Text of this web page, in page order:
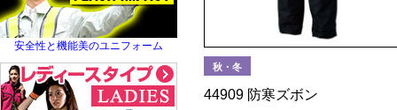
秋・冬
44909 防寒ズボン
ユニフォーム
名入れ
安全性と機能美のユニフォーム